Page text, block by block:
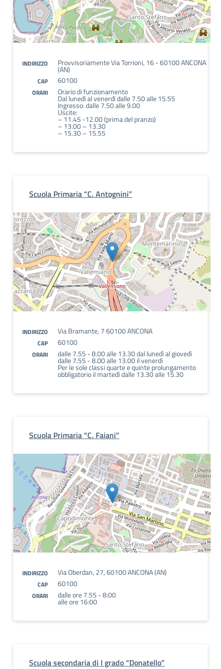
INDIRIZZO Provvisoriamente Via Torrioni, 16 - 60100 ANCONA
(AN)
CAP 60100
ORARI Orario di funzionamento
Dal lunedì al venerdì dalle 7.50 alle 15.55
Ingresso: dalle 7.50 alle 9.00
Uscite:
– 11.45 -12.00 (prima del pranzo)
– 13.00 – 13.30
– 15.30 – 15.55
Scuola Primaria “C. Antognini”
INDIRIZZO Via Bramante, 7 60100 ANCONA
CAP 60100
ORARI dalle 7.55 - 8.00 alle 13.30 dal lunedì al giovedì
dalle 7.55 - 8.00 alle 13.00 il venerdì
Per le sole classi quarte e quinte prolungamento
obbligatorio il martedì dalle 13.30 alle 15.30
Scuola Primaria “C. Faiani”
INDIRIZZO Via Oberdan, 27, 60100 ANCONA (AN)
CAP 60100
ORARI dalle ore 7.55 - 8:00
alle ore 16:00
Scuola secondaria di I grado “Donatello”